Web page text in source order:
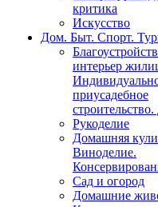
критика
Искусство
Дом. Быт. Спорт.
интерьер
приусадебное
Рукоделие
Домашняя
Виноделие.
Сад и огород
Домашние